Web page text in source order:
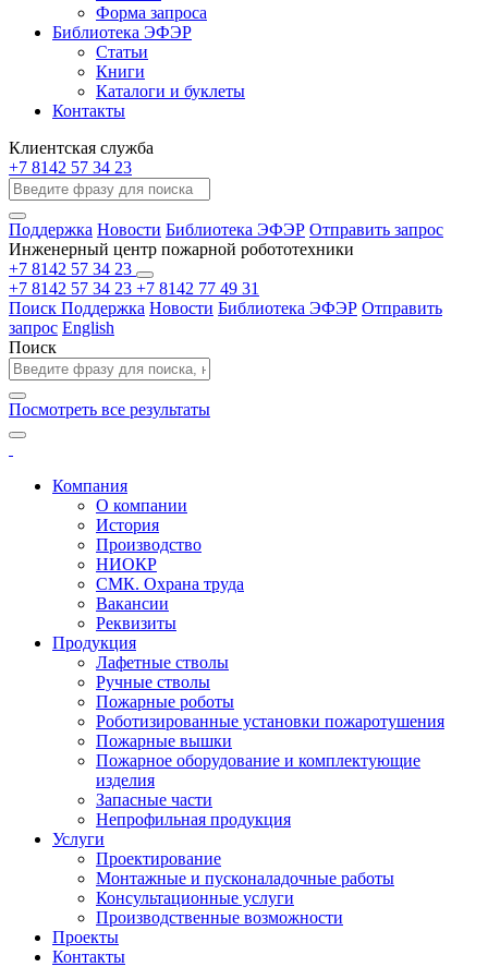
Форма запроса
Библиотека ЭФЭР
Статьи
Книги
Каталоги и буклеты
Контакты
Клиентская служба
+7 8142 57 34 23
Поддержка Новости Библиотека ЭФЭР Отправить запрос
Инженерный центр пожарной робототехники
+7 8142 57 34 23
+7 8142 57 34 23 +7 8142 77 49 31
Поиск Поддержка Новости Библиотека ЭФЭР Отправить
запрос English
Поиск
Посмотреть все результаты
Компания
О компании
История
Производство
НИОКР
СМК. Охрана труда
Вакансии
Реквизиты
Продукция
Лафетные стволы
Ручные стволы
Пожарные роботы
Роботизированные установки пожаротушения
Пожарные вышки
Пожарное оборудование и комплектующие
изделия
Запасные части
Непрофильная продукция
Услуги
Проектирование
Монтажные и пусконаладочные работы
Консультационные услуги
Производственные возможности
Проекты
Контакты